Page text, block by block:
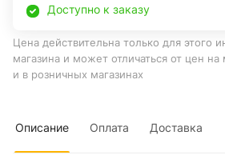
Доступно к заказу
Цена действительна только для этого
магазина и может отличаться от цен на
и в розничных магазинах
Описание Оплата Доставка